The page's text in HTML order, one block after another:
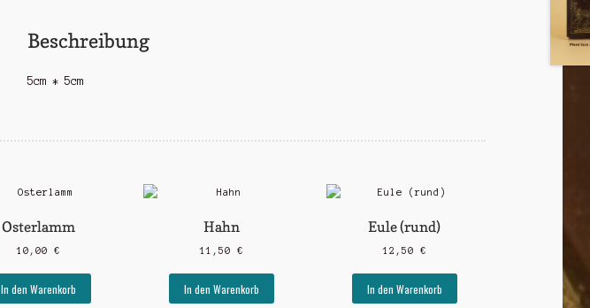
Beschreibung
5cm * 5cm
Osterlamm
10,00€
In den Warenkorb
Hahn
11,50€
In den Warenkorb
Eule (rund)
12,50 €
In den Warenkorb